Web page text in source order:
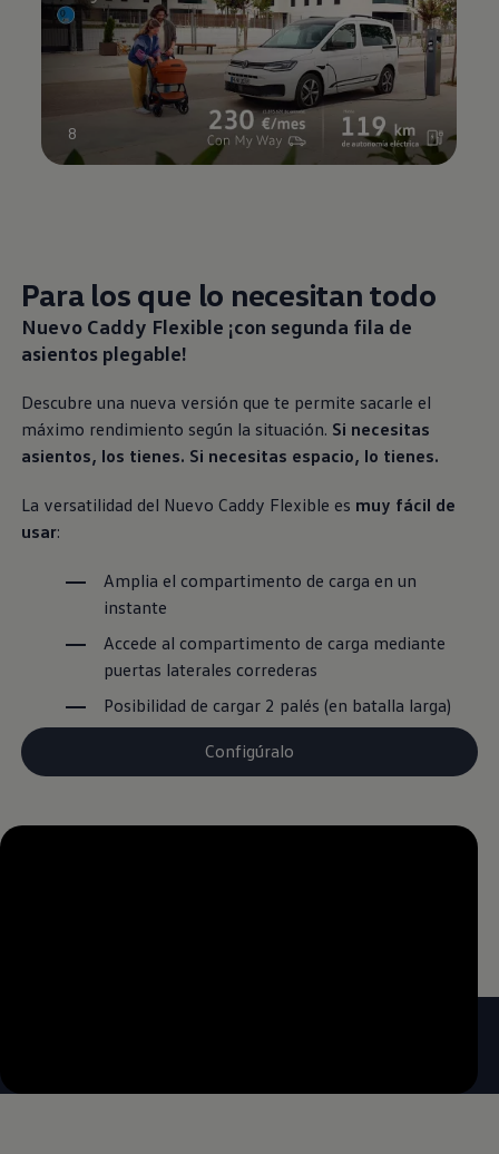
8
Remaining time, --:--
Para los que lo necesitan todo
Nuevo Caddy Flexible ¡con segunda fila de
asientos plegable!
Descubre una nueva versión que te permite sacarle el
máximo rendimiento según la situación. Si necesitas
asientos, los tienes. Si necesitas espacio, lo tienes.
La versatilidad del Nuevo Caddy Flexible es muy fácil de
usar:
Amplia el compartimento de carga en un
instante
Accede al compartimento de carga mediante
puertas laterales correderas
Posibilidad de cargar 2 palés (en batalla larga)
Configúralo